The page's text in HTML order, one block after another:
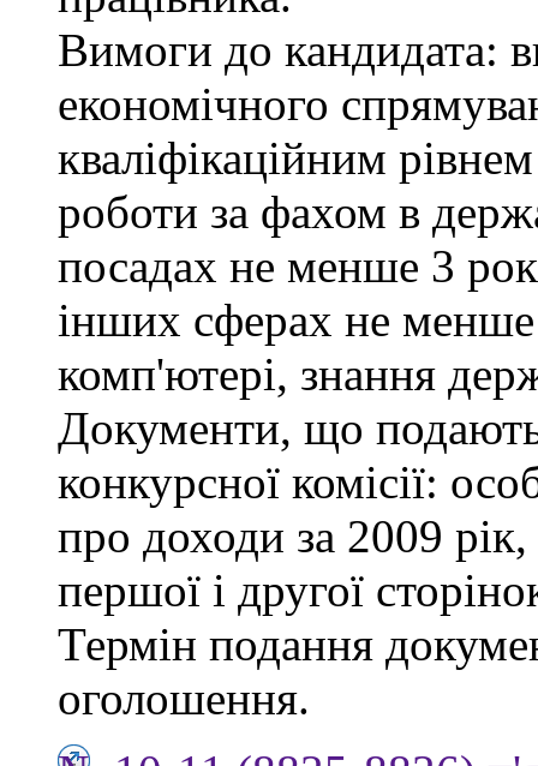
Вимоги до кандидата:
економічного
кваліфікаційним
роботи за фахом в
посадах не менше 3
інших сферах не
комп'ютері, знання
Документи, що
конкурсної комісії:
про доходи за 2009 рік,
першої і другої
Термін подання
оголошення.